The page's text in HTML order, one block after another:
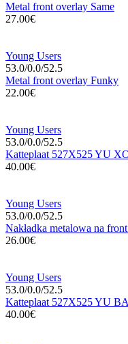
Metal front overlay Same
27.00€
Young Users
53.0/0.0/52.5
Metal front overlay Funky
22.00€
Young Users
53.0/0.0/52.5
Katteplaat 527X525 YU
40.00€
Young Users
53.0/0.0/52.5
Nakładka metalowa na
26.00€
Young Users
53.0/0.0/52.5
Katteplaat 527X525 YU
40.00€